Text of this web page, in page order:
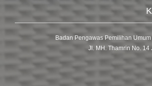
Badan Pengawas Pemilihan
Jl. MH. Thamrin No.